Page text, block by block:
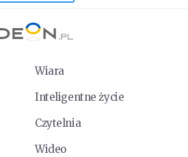
Wiara
Inteligentne życie
Czytelnia
Wideo